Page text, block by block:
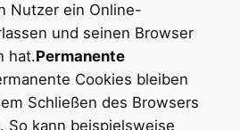
Nutzer ein Online-
und seinen Browser
hat.Permanente
Cookies bleiben
Schließen des Browsers
So kann beispielsweise